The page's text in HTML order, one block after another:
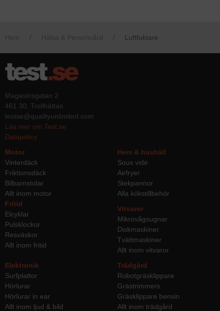
Luftfuktare
Magasinsgatan 2
461 30, Trollhättan
testse@qualityunlimited.com
Läs mer om Test.se
Datapolicy
Motor
Vinterdäck
Friktionsdäck
Bilbarnstolar
Allt inom motor
Hem & hushåll
Sous vide
Airfryer
Stekpannor
Alla kökstillbehör
Fritid
Elcyklar
Pulsklockor
Resväskor
Allt inom fritid
Vitvaror
Mikrovågsugnar
Diskmaskiner
Tvättmaskiner
Allt inom vitvaror
Elektronik
Surfplattor
Hörlurar
Hörlurar in ear
Allt inom ljud & bild
Trädgård
Robotgräsklippare
Grästrimmers
Gräsklippare bensin
Allt inom trädgård